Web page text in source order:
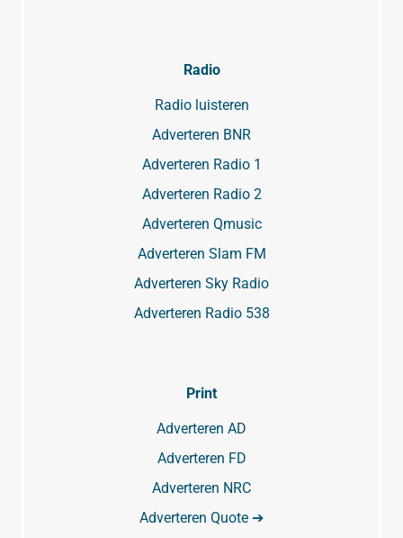
Radio
Radio luisteren
Adverteren BNR
Adverteren Radio 1
Adverteren Radio 2
Adverteren Qmusic
Adverteren Slam FM
Adverteren Sky Radio
Adverteren Radio 538
Print
Adverteren AD
Adverteren FD
Adverteren NRC
Adverteren Quote ➔